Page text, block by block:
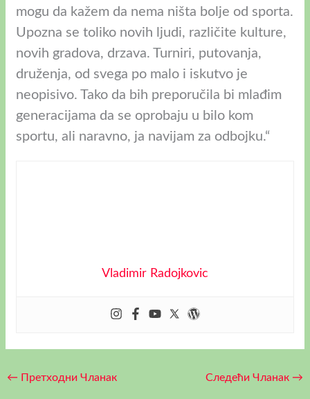
mogu da kažem da nema ništa bolje od sporta.
Upozna se toliko novih ljudi, različite kulture,
novih gradova, drzava. Turniri, putovanja,
druženja, od svega po malo i iskutvo je
neopisivo. Tako da bih preporučila bi mlađim
generacijama da se oprobaju u bilo kom
sportu, ali naravno, ja navijam za odbojku.“
Vladimir Radojkovic
← Претходни Чланак Следећи Чланак →